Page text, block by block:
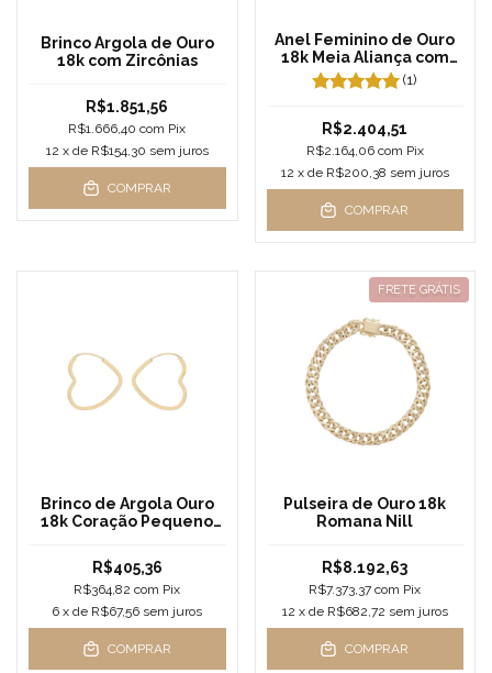
Brinco Argola de Ouro
18k com Zircônias
R$1.851,56
R$1.666,40com Pix
12 x de R$154,30 sem juros
COMPRAR
Anel Feminino de Ouro
18k Meia Aliança com
Solitário (1)
R$2.404,51
R$2.164,06 com Pix
12 x de R$200,38 sem juros
COMPRAR
Brinco de Argola Ouro
18k Coração Pequeno
R$405,36
R$364,82com Pix
6 x de R$67,56 sem juros
COMPRAR
FRETE GRÁTIS
Pulseira de Ouro 18k
Romana Nill
R$8.192,63
R$7.373,37com Pix
12 x de R$682,72 sem juros
COMPRAR